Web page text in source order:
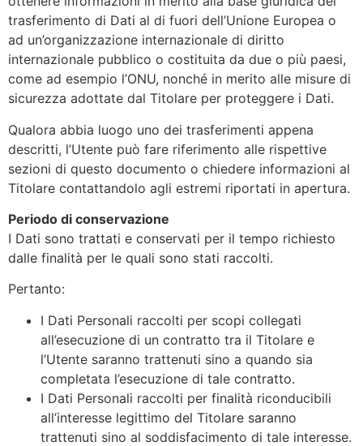
trasferimento di Dati al di fuori dell’Unione Europea o
ad un’organizzazione internazionale di diritto
internazionale pubblico o costituita da due o più paesi,
come ad esempio l’ONU, nonché in merito alle misure di
sicurezza adottate dal Titolare per proteggere i Dati.
Qualora abbia luogo uno dei trasferimenti appena
descritti, l’Utente può fare riferimento alle rispettive
sezioni di questo documento o chiedere informazioni al
Titolare contattandolo agli estremi riportati in apertura.
Periodo di conservazione
I Dati sono trattati e conservati per il tempo richiesto
dalle finalità per le quali sono stati raccolti.
Pertanto:
I Dati Personali raccolti per scopi collegati
all’esecuzione di un contratto tra il Titolare e
l’Utente saranno trattenuti sino a quando sia
completata l’esecuzione di tale contratto.
I Dati Personali raccolti per finalità riconducibili
all’interesse legittimo del Titolare saranno
trattenuti sino al soddisfacimento di tale interesse.